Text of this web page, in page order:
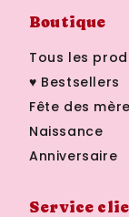
Boutique
Tous les
♥ Bestsellers
Fête des
Naissance
Anniversaire
Service